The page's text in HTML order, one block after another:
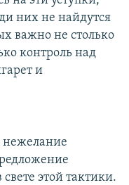
них не найдутся
важно не столько
контроль над
и
нежелание
этой тактики.